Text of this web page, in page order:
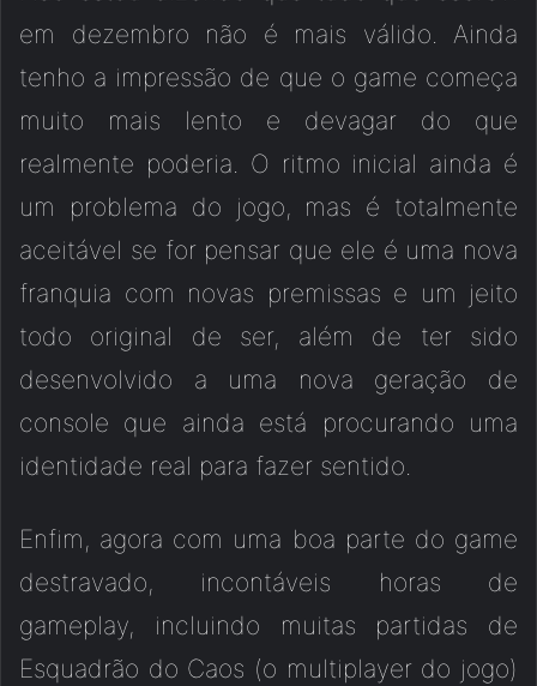
em dezembro não é mais válido. Ainda
tenho a impressão de que o game começa
muito mais lento e devagar do que
realmente poderia. O ritmo inicial ainda é
um problema do jogo, mas é totalmente
aceitável se for pensar que ele é uma nova
franquia com novas premissas e um jeito
todo original de ser, além de ter sido
desenvolvido a uma nova geração de
console que ainda está procurando uma
identidade real para fazer sentido.
Enfim, agora com uma boa parte do game
destravado, incontáveis horas de
gameplay, incluindo muitas partidas de
Esquadrão do Caos (o multiplayer do jogo)